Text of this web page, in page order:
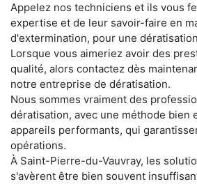
Appelez nos techniciens et ils vous
expertise et de leur savoir-faire en
d'extermination, pour une
Lorsque vous aimeriez avoir des
qualité, alors contactez dès
notre entreprise de dératisation.
Nous sommes vraiment des
dératisation, avec une méthode bien
appareils performants, qui
opérations.
À Saint-Pierre-du-Vauvray, les
s'avèrent être bien souvent